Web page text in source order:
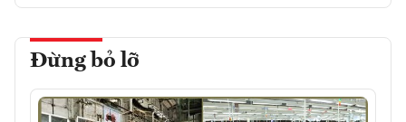
Đừng bỏ lỡ